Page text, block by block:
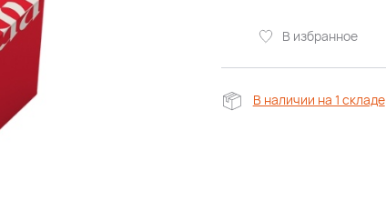
В избранное
В наличии на 1 складе